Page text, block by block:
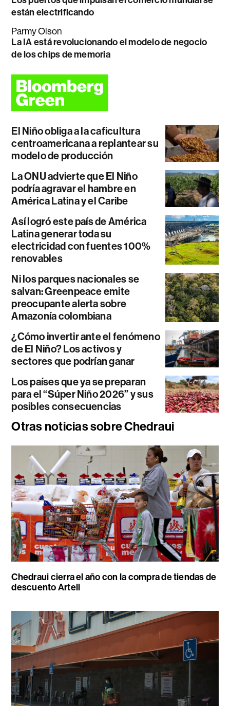
están electrificando
Parmy Olson
La IA está revolucionando el modelo de negocio
de los chips de memoria
El Niño obliga a la caficultura
centroamericana a replantear su
modelo de producción
La ONU advierte que El Niño
podría agravar el hambre en
América Latina y el Caribe
Así logró este país de América
Latina generar toda su
electricidad con fuentes 100%
renovables
Ni los parques nacionales se
salvan: Greenpeace emite
preocupante alerta sobre
Amazonía colombiana
¿Cómo invertir ante el fenómeno
de El Niño? Los activos y
sectores que podrían ganar
Los países que ya se preparan
para el “Súper Niño 2026” y sus
posibles consecuencias
Otras noticias sobre Chedraui
Chedraui cierra el año con la compra de tiendas de
descuento Arteli